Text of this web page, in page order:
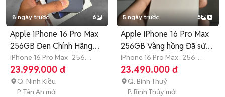
8 ngày trước 6
Apple iPhone 16 Pro Max
256GB Đen Chính Hãng
VN
iPhone 16 Pro Max 256
GB Hết bảo hành
23.999.000 đ
Q. Ninh Kiều
P. Tân An mới
5 ngày trước 5
Apple iPhone 16 Pro Max
256GB Vàng hồng Đã sử
dụng
iPhone 16 Pro Max 256
GB Hết bảo hành
23.490.000 đ
Q. Bình Thuỷ
P. Bình Thủy mới